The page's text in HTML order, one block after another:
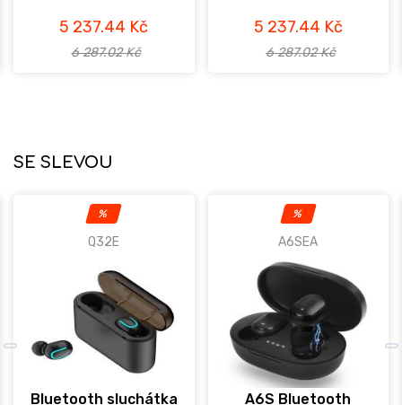
5 237.44 Kč
6 287.02 Kč
5 237.44 Kč
6 287.02 Kč
SE SLEVOU
%
Q32E
Bluetooth sluchátka
%
A6SEA
A6S Bluetooth